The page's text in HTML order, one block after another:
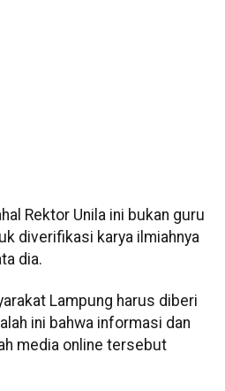
Rektor Unila ini bukan guru
diverifikasi karya ilmiahnya
dia.
Lampung harus diberi
ini bahwa informasi dan
media online tersebut